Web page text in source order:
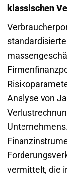
klassischen
Analyse von
vermittelt, die